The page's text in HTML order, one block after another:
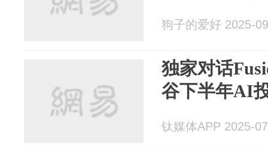
狗子的爱好 2025-
独家对话
谷下半年AI
钛媒体APP 2025-